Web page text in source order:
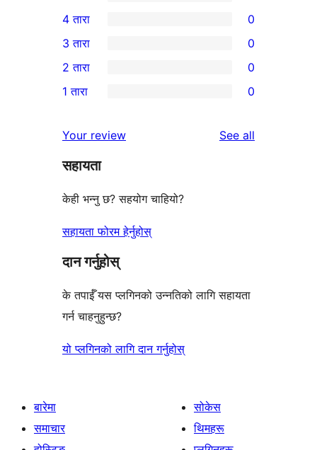
1
5-
तारा
समीक्षा
4-
तारा
समीक्षाहरू
4 तारा 0
0
3-
तारा
3 तारा 0
2-
समीक्षाहरू
2 तारा 0
तारा
समीक्षाहरू
1 तारा 0
Your review See all
सहायता
केही भन्नु छ? सहयोग चाहियो?
सहायता फोरम हेर्नुहोस्
दान गर्नुहोस्
के तपाईँ यस प्लगिनको उन्नतिको लागि सहायता
गर्न चाहनुहुन्छ?
यो प्लगिनको लागि दान गर्नुहोस्
बारेमा
समाचार
सोकेस
थिमहरू